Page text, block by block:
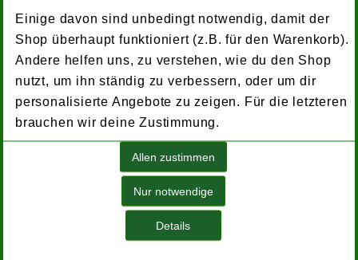
Flaschen regelmäßig. Außerdem vor
direktem Sonnenlicht schützen. Vermeiden
Sie auch eine Lagerung z.B. in der Nähe von
Chemikalien oder Farben. Bei der Reinigung
im normalen Haushaltsgeschirrspüler sind
bis zu 80 Waschzyklen möglich – abhängig
von Temperatur und Reinigungsmittel –
beim Reinigen von Hand deutlich mehr.
Gefüllte und verschlossene Flaschen
gehören nicht in die Mikrowelle
(Explosionsgefahr/Materialschäden). Der
Einige davon sind unbedingt notwendig, damit der
Shop überhaupt funktioniert (z.B. für den Warenkorb).
Andere helfen uns, zu verstehen, wie du den Shop
nutzt, um ihn ständig zu verbessern, oder um dir
personalisierte Angebote zu zeigen. Für die letzteren
brauchen wir deine Zustimmung.
Allen zustimmen
Nur notwendige
Details